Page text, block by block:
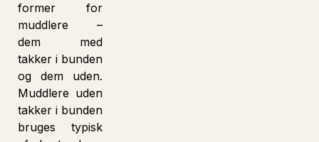
former for
muddlere –
dem med
takker i bunden
og dem uden.
Muddlere uden
takker i bunden
bruges typisk